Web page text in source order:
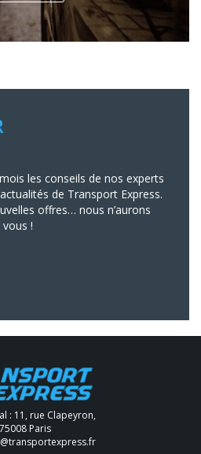
les conseils de nos experts
de Transport Express.
offres… nous n’aurons
!
: 11, rue Clapeyron,
75008 Paris